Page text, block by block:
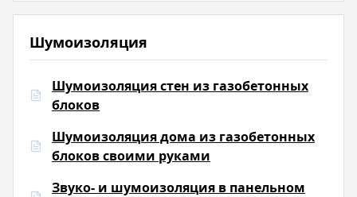
Шумоизоляция
Шумоизоляция стен из газобетонных
блоков
Шумоизоляция дома из газобетонных
блоков своими руками
Звуко- и шумоизоляция в панельном